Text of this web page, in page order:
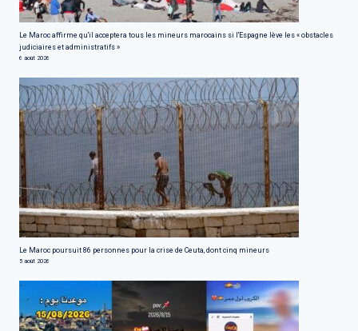
Le Maroc affirme qu'il acceptera tous les mineurs marocains si l'Espagne lève les « obstacles
judiciaires et administratifs »
6 août 2026
Le Maroc poursuit 86 personnes pour la crise de Ceuta, dont cinq mineurs
5 août 2026